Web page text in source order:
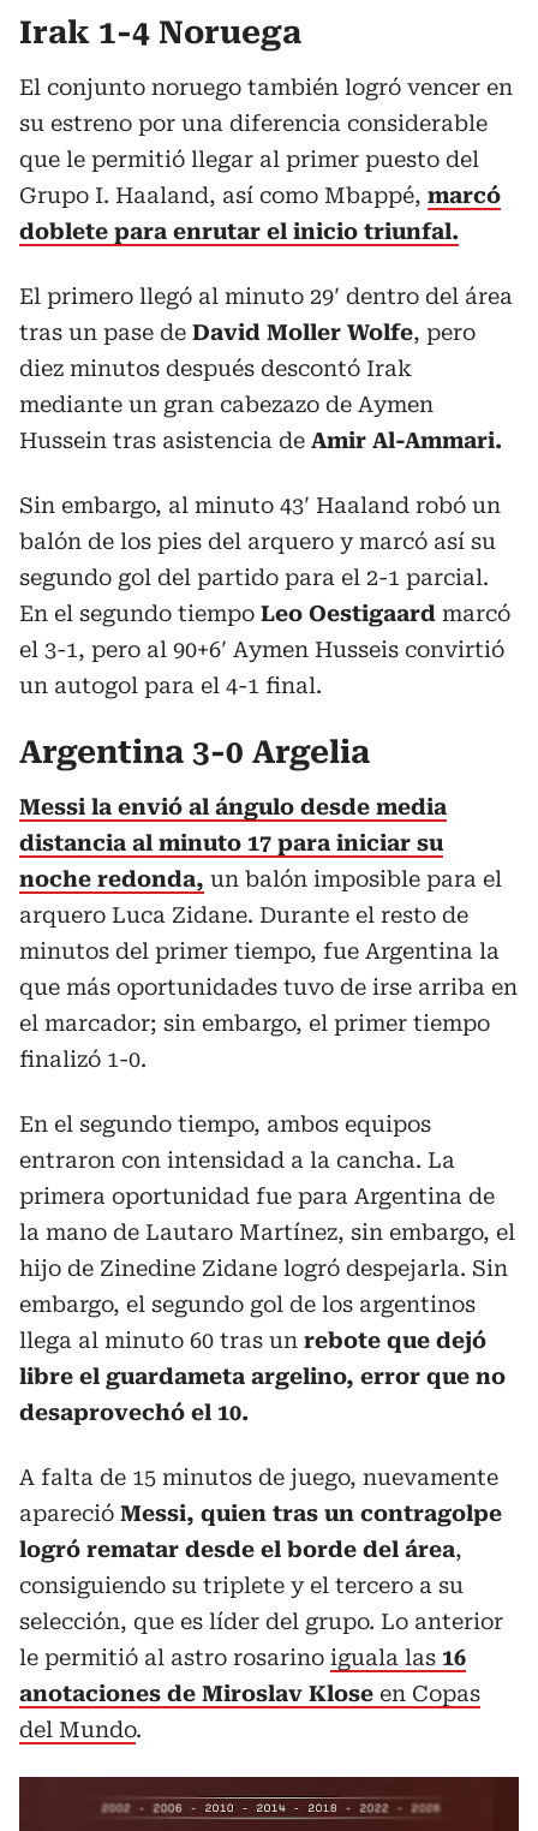
Irak 1-4 Noruega
El conjunto noruego también logró vencer en
su estreno por una diferencia considerable
que le permitió llegar al primer puesto del
Grupo I. Haaland, así como Mbappé, marcó
doblete para enrutar el inicio triunfal.
El primero llegó al minuto 29′ dentro del área
tras un pase de David Moller Wolfe, pero
diez minutos después descontó Irak
mediante un gran cabezazo de Aymen
Hussein tras asistencia de Amir Al-Ammari.
Sin embargo, al minuto 43′ Haaland robó un
balón de los pies del arquero y marcó así su
segundo gol del partido para el 2-1 parcial.
En el segundo tiempo Leo Oestigaard marcó
el 3-1, pero al 90+6′ Aymen Husseis convirtió
un autogol para el 4-1 final.
Argentina 3-0 Argelia
Messi la envió al ángulo desde media
distancia al minuto 17 para iniciar su
noche redonda, un balón imposible para el
arquero Luca Zidane. Durante el resto de
minutos del primer tiempo, fue Argentina la
que más oportunidades tuvo de irse arriba en
el marcador; sin embargo, el primer tiempo
finalizó 1-0.
En el segundo tiempo, ambos equipos
entraron con intensidad a la cancha. La
primera oportunidad fue para Argentina de
la mano de Lautaro Martínez, sin embargo, el
hijo de Zinedine Zidane logró despejarla. Sin
embargo, el segundo gol de los argentinos
llega al minuto 60 tras un rebote que dejó
libre el guardameta argelino, error que no
desaprovechó el 10.
A falta de 15 minutos de juego, nuevamente
apareció Messi, quien tras un contragolpe
logró rematar desde el borde del área,
consiguiendo su triplete y el tercero a su
selección, que es líder del grupo. Lo anterior
le permitió al astro rosarino iguala las 16
anotaciones de Miroslav Klose en Copas
del Mundo.